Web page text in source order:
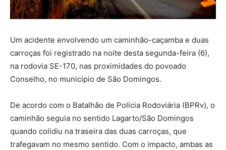
Um acidente envolvendo um caminhão-caçamba e duas
carroças foi registrado na noite desta segunda-feira (6),
na rodovia SE-170, nas proximidades do povoado
Conselho, no município de São Domingos.
De acordo com o Batalhão de Polícia Rodoviária (BPRv), o
caminhão seguia no sentido Lagarto/São Domingos
quando colidiu na traseira das duas carroças, que
trafegavam no mesmo sentido. Com o impacto, ambas as